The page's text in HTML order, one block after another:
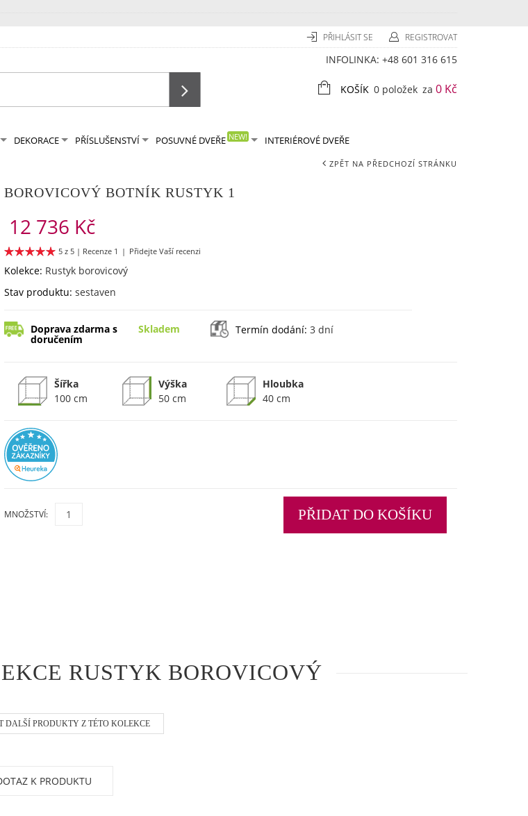
PŘIHLÁSIT SE REGISTROVAT
INFOLINKA: +48 601 316 615
KOŠÍK 0 položek za 0 Kč
DEKORACE PŘÍSLUŠENSTVÍ POSUVNÉ DVEŘE NEW! INTERIÉROVÉ DVEŘE
ZPĚT NA PŘEDCHOZÍ STRÁNKU
BOROVICOVÝ BOTNÍK RUSTYK 1
12 736 Kč
5 z 5 | Recenze 1 | Přidejte Vaší recenzi
Kolekce: Rustyk borovicový
Stav produktu: sestaven
Doprava zdarma s
doručením
Skladem Termín dodání:3 dní
Šířka
100 cm
Výška
50 cm
Hloubka
40 cm
MNOŽSTVÍ: PŘIDAT DO KOŠÍKU
RUSTYK BOROVICOVÝ
DALŠÍ PRODUKTY Z TÉTO KOLEKCE
K PRODUKTU